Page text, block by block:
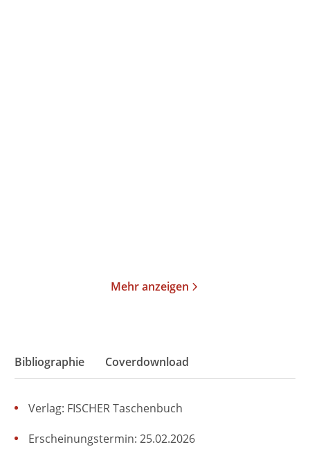
Mehr anzeigen
Bibliographie Coverdownload
Verlag: FISCHER Taschenbuch
Erscheinungstermin: 25.02.2026